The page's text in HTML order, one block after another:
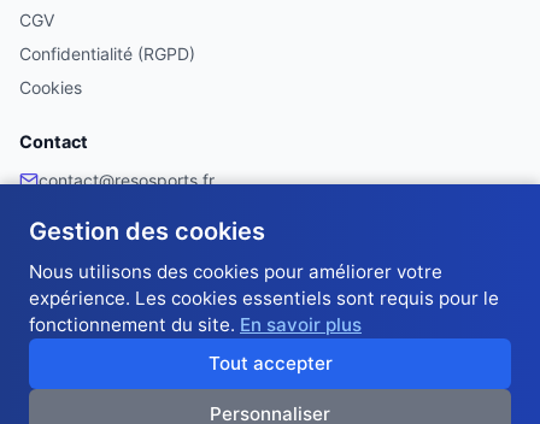
CGV
Confidentialité (RGPD)
Cookies
Contact
contact@resosports.fr
Facebook
Made with ❤️ in France 🇫🇷
RésoSports — Pronostics sportifs entre amis et collègues · Classement en
temps réel · 10 jokers stratégiques · 60 trophées · Scores automatiques ·
Application PWA · Gratuit et sans argent réel
Gestion des cookies
Nous utilisons des cookies pour améliorer votre
expérience. Les cookies essentiels sont requis pour le
fonctionnement du site. En savoir plus
Tout accepter
Personnaliser